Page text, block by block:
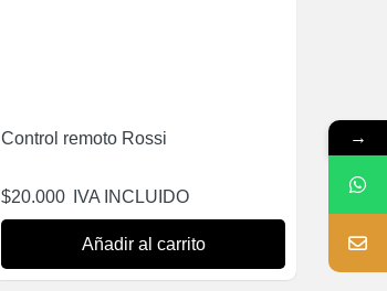
Control remoto Rossi
$20.000 IVA INCLUIDO
Añadir al carrito
→